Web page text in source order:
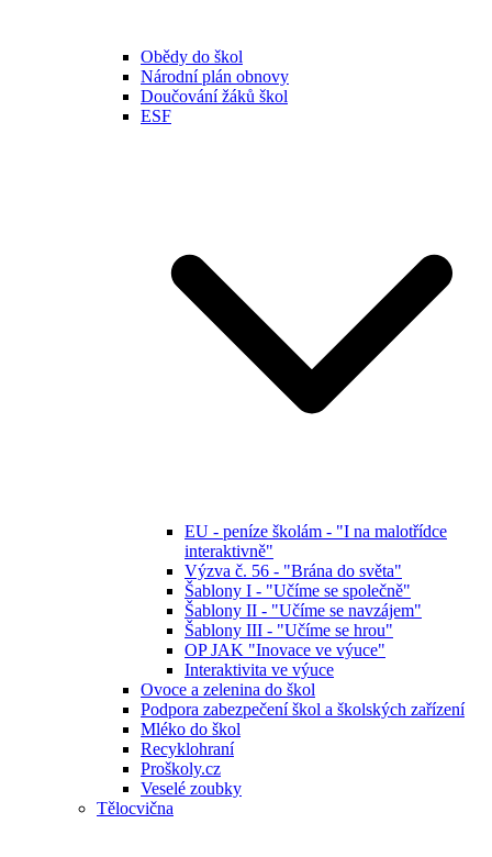
Obědy do škol
Národní plán obnovy
Doučování žáků škol
ESF
EU - peníze školám - "I na malotřídce
interaktivně"
Výzva č. 56 - "Brána do světa"
Šablony I - "Učíme se společně"
Šablony II - "Učíme se navzájem"
Šablony III - "Učíme se hrou"
OP JAK "Inovace ve výuce"
Interaktivita ve výuce
Ovoce a zelenina do škol
Podpora zabezpečení škol a školských zařízení
Mléko do škol
Recyklohraní
Proškoly.cz
Veselé zoubky
Tělocvična